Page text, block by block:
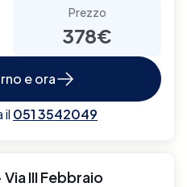
Prezzo
378€
e ora
il 051 3542049
III Febbraio